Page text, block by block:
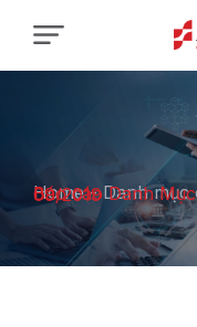
Home-Danh mục
Báo cáo Danh Mục Chứng Khoán Ký Quỹ Tháng 09/2019